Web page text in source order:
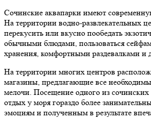
Сочинские аквапарки имеют
На территории водно-развлекательных
перекусить или вкусно пообедать
обычными блюдами, пользоваться
хранения, комфортными раздевалками
На территории многих центров
магазины, предлагающие все
мелочи. Посещение одного из сочинских
отдых у моря гораздо более
эмоциям и полученным в результате